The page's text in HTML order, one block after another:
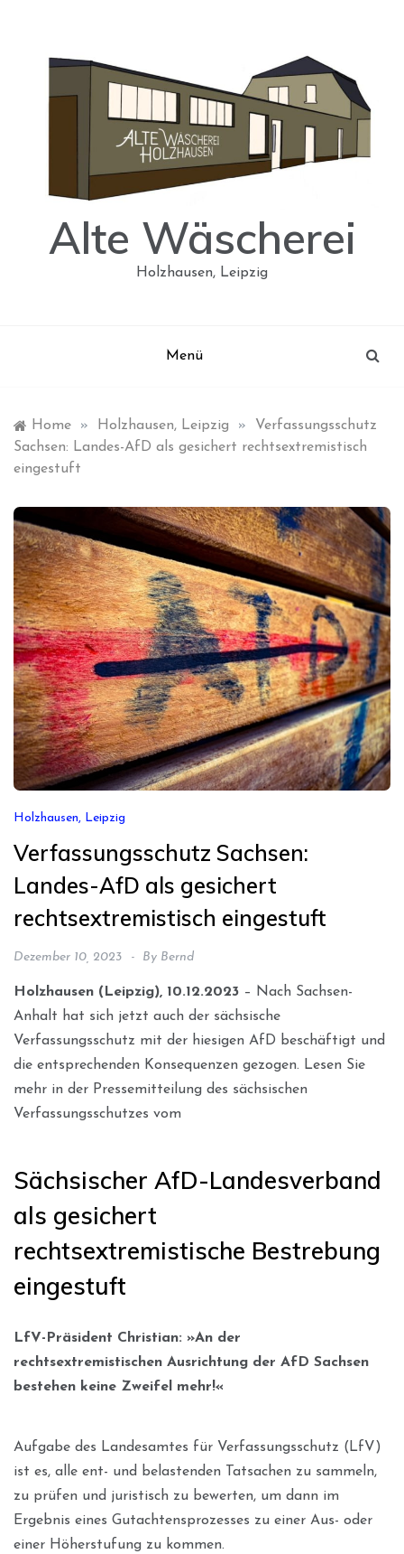
Alte Wäscherei
Holzhausen, Leipzig
Menü
Home » Holzhausen, Leipzig »
Verfassungsschutz
Sachsen: Landes-AfD als gesichert rechtsextremistisch
eingestuft
Holzhausen, Leipzig
Verfassungsschutz Sachsen:
Landes-AfD als gesichert
rechtsextremistisch eingestuft
Dezember 10, 2023 By Bernd
Holzhausen (Leipzig), 10.12.2023 – Nach Sachsen-
Anhalt hat sich jetzt auch der sächsische
Verfassungsschutz mit der hiesigen AfD beschäftigt und
die entsprechenden Konsequenzen gezogen. Lesen Sie
mehr in der Pressemitteilung des sächsischen
Verfassungsschutzes vom
Sächsischer AfD-Landesverband
als gesichert
rechtsextremistische Bestrebung
eingestuft
LfV-Präsident Christian: »An der
rechtsextremistischen Ausrichtung der AfD Sachsen
bestehen keine Zweifel mehr!«
Aufgabe des Landesamtes für Verfassungsschutz (LfV)
ist es, alle ent- und belastenden Tatsachen zu sammeln,
zu prüfen und juristisch zu bewerten, um dann im
Ergebnis eines Gutachtensprozesses zu einer Aus- oder
einer Höherstufung zu kommen.